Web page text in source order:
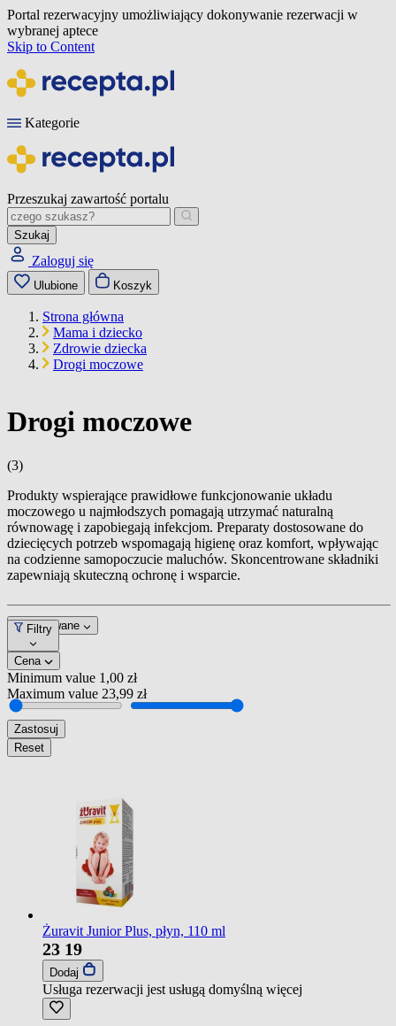
Portal rezerwacyjny umożliwiający dokonywanie rezerwacji w
wybranej aptece
Skip to Content
Kategorie
Przeszukaj zawartość portalu
Szukaj
Zaloguj się
Ulubione Koszyk
Strona główna
Mama i dziecko
Zdrowie dziecka
Drogi moczowe
Drogi moczowe
(3)
Produkty wspierające prawidłowe funkcjonowanie układu
moczowego u najmłodszych pomagają utrzymać naturalną
równowagę i zapobiegają infekcjom. Preparaty dostosowane do
dziecięcych potrzeb wspomagają higienę oraz komfort, wpływając
na codzienne samopoczucie maluchów. Skoncentrowane składniki
zapewniają skuteczną ochronę i wsparcie.
Dopasowane
Filtry
Cena
Minimum value 1,00 zł
Maximum value 23,99 zł
Zastosuj
Reset
Żuravit Junior Plus, płyn, 110 ml
23 19
Dodaj
Usługa rezerwacji jest usługą domyślną więcej